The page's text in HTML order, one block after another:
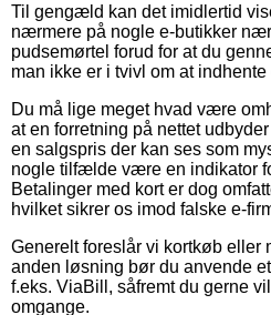
Til gengæld kan det imidlertid
nærmere på nogle e-butikker
pudsemørtel forud for at du
man ikke er i tvivl om at
Du må lige meget hvad være
at en forretning på nettet
en salgspris der kan ses som
nogle tilfælde være en indikator
Betalinger med kort er dog
hvilket sikrer os imod falske e-
Generelt foreslår vi kortkøb eller
anden løsning bør du anvende
f.eks. ViaBill, såfremt du gerne
omgange.